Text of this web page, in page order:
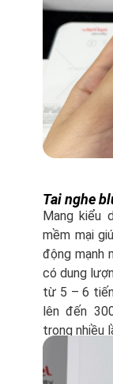
Tai nghe
Mang kiểu
mềm mại
động mạnh
có dung
từ 5 – 6
lên đến
trong nhiều